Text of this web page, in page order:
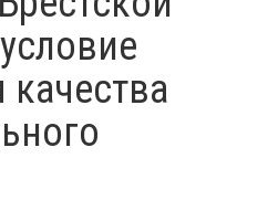
качества